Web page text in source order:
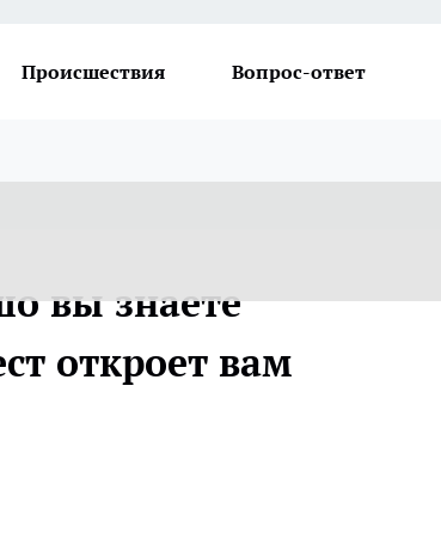
Происшествия Вопрос-ответ
вы знаете
откроет вам